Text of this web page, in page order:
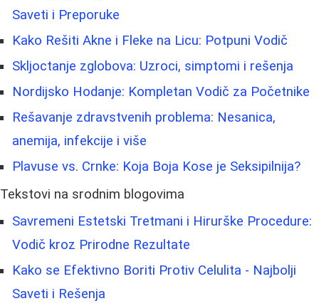
Saveti i Preporuke
Kako Rešiti Akne i Fleke na Licu: Potpuni Vodič
Skljoctanje zglobova: Uzroci, simptomi i rešenja
Nordijsko Hodanje: Kompletan Vodič za Početnike
Rešavanje zdravstvenih problema: Nesanica,
anemija, infekcije i više
Plavuse vs. Crnke: Koja Boja Kose je Seksipilnija?
Tekstovi na srodnim blogovima
Savremeni Estetski Tretmani i Hirurške Procedure:
Vodič kroz Prirodne Rezultate
Kako se Efektivno Boriti Protiv Celulita - Najbolji
Saveti i Rešenja